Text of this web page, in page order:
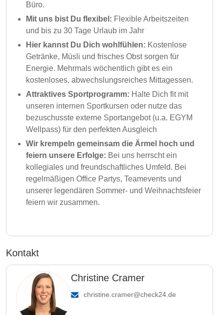
Büro.
Mit uns bist Du flexibel: Flexible Arbeitszeiten
und bis zu 30 Tage Urlaub im Jahr
Hier kannst Du Dich wohlfühlen: Kostenlose
Getränke, Müsli und frisches Obst sorgen für
Energie. Mehrmals wöchentlich gibt es ein
kostenloses, abwechslungsreiches Mittagessen.
Attraktives Sportprogramm: Halte Dich fit mit
unseren internen Sportkursen oder nutze das
bezuschusste externe Sportangebot (u.a. EGYM
Wellpass) für den perfekten Ausgleich
Wir krempeln gemeinsam die Ärmel hoch und
feiern unsere Erfolge: Bei uns herrscht ein
kollegiales und freundschaftliches Umfeld. Bei
regelmäßigen Office Partys, Teamevents und
unserer legendären Sommer- und Weihnachtsfeier
feiern wir zusammen.
Kontakt
Christine Cramer
christine.cramer@check24.de